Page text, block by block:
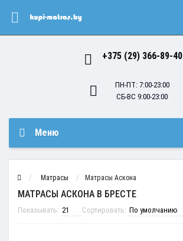
+375 (29) 366-89-40
ПН-ПТ: 7:00-23:00
СБ-ВС 9:00-23:00
Меню
Матрасы Матрасы Аскона
МАТРАСЫ АСКОНА В БРЕСТЕ
Показывать: Сортировать: